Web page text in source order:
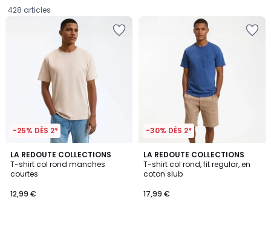
428 articles
-25% DÈS 2*
LA REDOUTE COLLECTIONS
T-shirt col rond manches
courtes
€.
12,99 €
4,8
/ 5
10
Couleurs
-30% DÈS 2*
LA REDOUTE COLLECTIONS
T-shirt col rond, fit regular, en
coton slub
17,99 €
4,5
/ 5
2
Couleurs